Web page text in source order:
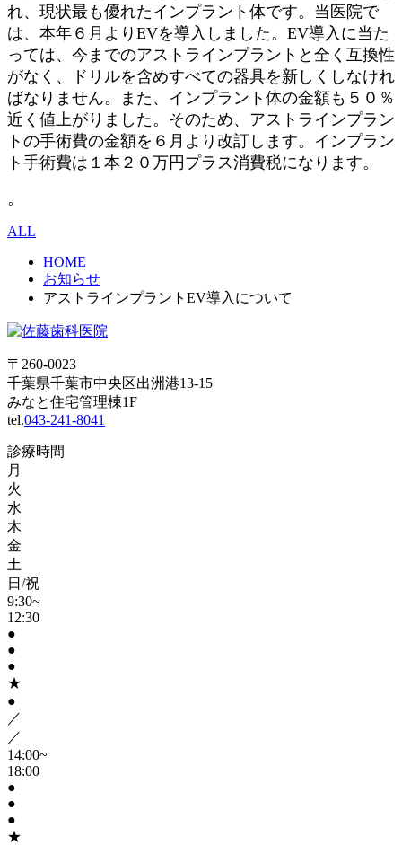
れ、現状最も優れたインプラント体です。当医院で
は、本年６月よりEVを導入しました。EV導入に当た
っては、今までのアストラインプラントと全く互換性
がなく、ドリルを含めすべての器具を新しくしなけれ
ばなりません。また、インプラント体の金額も５０％
近く値上がりました。そのため、アストラインプラン
トの手術費の金額を６月より改訂します。インプラン
ト手術費は１本２０万円プラス消費税になります。
。
ALL
HOME
お知らせ
アストラインプラントEV導入について
〒260-0023
千葉県千葉市中央区出洲港13-15
みなと住宅管理棟1F
tel.043-241-8041
診療時間
月
火
水
木
金
土
日/祝
9:30~
12:30
●
●
●
★
●
／
／
14:00~
18:00
●
●
●
★